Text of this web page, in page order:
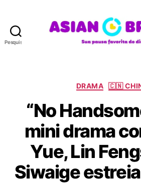
Pesquisar
A
B
R
E
A
K
C
t
e
g
o
r
i
a
DRAMA 🇨🇳
“No
mini drama
Yue, Lin
Siwaige